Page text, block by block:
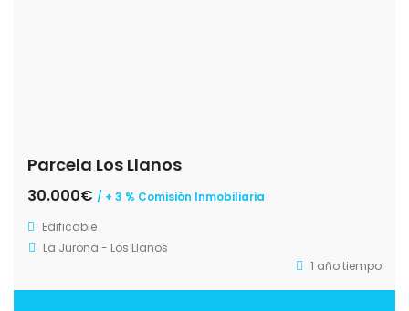
Parcela Los Llanos
30.000€ / + 3 % Comisión Inmobiliaria
Edificable
La Jurona - Los Llanos
1 año tiempo